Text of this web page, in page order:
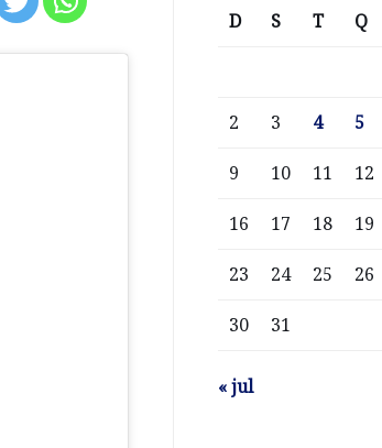
D
S T Q
2 3 4 5
9 10 11 12
16 17 18 19
23 24 25 26
30 31
« jul